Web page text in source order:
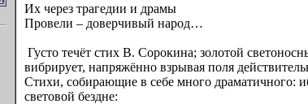
Их через трагедии и драмы
Провели – доверчивый народ…
Густо течёт стих В. Сорокина; золотой
вибрирует, напряжённо взрывая поля
Стихи, собирающие в себе много драматичного:
световой бездне: